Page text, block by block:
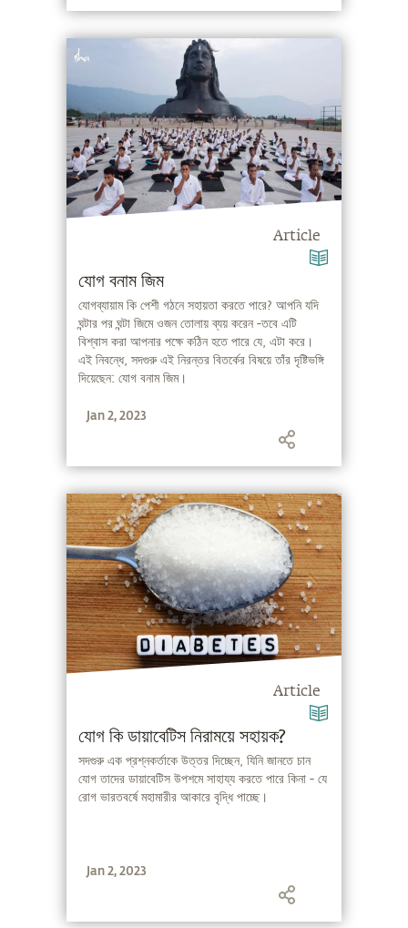
Article
যোগ বনাম জিম
যোগব্যায়াম কি পেশী গঠনে সহায়তা করতে পারে? আপনি যদি
ঘন্টার পর ঘন্টা জিমে ওজন তোলায় ব্যয় করেন -তবে এটি
বিশ্বাস করা আপনার পক্ষে কঠিন হতে পারে যে, এটা করে।
এই নিবন্ধে, সদগুরু এই নিরন্তর বিতর্কের বিষয়ে তাঁর দৃষ্টিভঙ্গি
দিয়েছেন: যোগ বনাম জিম।
Jan 2, 2023
Article
যোগ কি ডায়াবেটিস নিরাময়ে সহায়ক?
সদগুরু এক প্রশ্নকর্তাকে উত্তর দিচ্ছেন, যিনি জানতে চান
যোগ তাদের ডায়াবেটিস উপশমে সাহায্য করতে পারে কিনা - যে
রোগ ভারতবর্ষে মহামারীর আকারে বৃদ্ধি পাচ্ছে।
Jan 2, 2023